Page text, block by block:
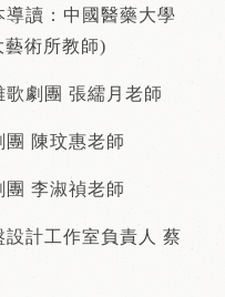
讀：中國醫藥大學
術所教師)
劇團 張繻月老師
陳玟惠老師
李淑禎老師
計工作室負責人 蔡